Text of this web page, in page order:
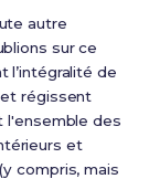
autre
sur ce
l’intégralité de
et régissent
l'ensemble des
et
compris, mais